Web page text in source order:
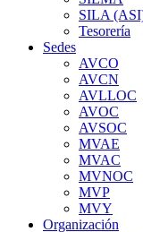
SILA
Tesorería
Sedes
AVCO
AVCN
AVLLOC
AVOC
AVSOC
MVAE
MVAC
MVNOC
MVP
MVY
Organización